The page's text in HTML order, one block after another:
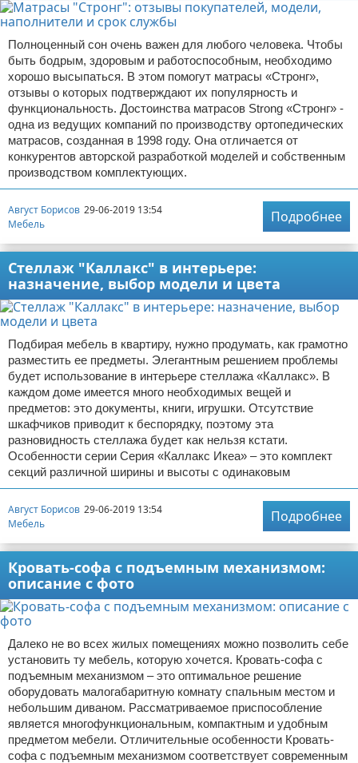
Полноценный сон очень важен для любого человека. Чтобы
быть бодрым, здоровым и работоспособным, необходимо
хорошо высыпаться. В этом помогут матрасы «Стронг»,
отзывы о которых подтверждают их популярность и
функциональность. Достоинства матрасов Strong «Стронг» -
одна из ведущих компаний по производству ортопедических
матрасов, созданная в 1998 году. Она отличается от
конкурентов авторской разработкой моделей и собственным
производством комплектующих.
Август Борисов 29-06-2019 13:54
Мебель
Подробнее
Стеллаж "Каллакс" в интерьере:
назначение, выбор модели и цвета
Подбирая мебель в квартиру, нужно продумать, как грамотно
разместить ее предметы. Элегантным решением проблемы
будет использование в интерьере стеллажа «Каллакс». В
каждом доме имеется много необходимых вещей и
предметов: это документы, книги, игрушки. Отсутствие
шкафчиков приводит к беспорядку, поэтому эта
разновидность стеллажа будет как нельзя кстати.
Особенности серии Серия «Каллакс Икеа» – это комплект
секций различной ширины и высоты с одинаковым
Август Борисов 29-06-2019 13:54
Мебель
Подробнее
Кровать-софа с подъемным механизмом:
описание с фото
Далеко не во всех жилых помещениях можно позволить себе
установить ту мебель, которую хочется. Кровать-софа с
подъемным механизмом – это оптимальное решение
оборудовать малогабаритную комнату спальным местом и
небольшим диваном. Рассматриваемое приспособление
является многофункциональным, компактным и удобным
предметом мебели. Отличительные особенности Кровать-
софа с подъемным механизмом соответствует современным